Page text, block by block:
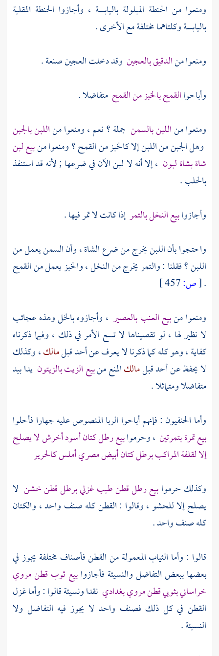
ومنعوا من الحنطة المبلولة باليابسة ، وأجازوا الحنطة المقلية
باليابسة وكلتاهما مختلفة مع الأخرى .
ومنعوا منالدقيق بالعجين وقد دخلت العجين صنعة .
وأباحواالقمح بالخبز من القمح متفاضلا .
ومنعوا مناللبن بالسمن جملة ؟ نعم ، ومنعوا مناللبن بالجبن
وهل الجبن من اللبن إلا كالخبز من القمح ؟ ومنعوا منبيع لبن
شاة بشاة لبون ، إلا أنه لا لبن الآن في ضرعها ; لأنه قد استنفذ
بالحلب .
وأجازوابيع النخل بالتمرإذا كانت لا تمر فيها .
واحتجوا بأن اللبن يخرج من ضرع الشاة ، وأن السمن يعمل من
اللبن ؟ فقلنا : والتمر يخرج من النخل ، والخبز يعمل من القمح
.
[ص:
ومنعوا منبيع العنب بالعصير ، وأجازوه بالخل وهذه عجائب
لا نظير لها ، لو تقصيناها لا تسع الأمر في ذلك ، وفيما ذكرناه
كفاية ، وهو كله كما ذكرنا لا يعرف عن أحد قبلمالك، وكذلك
لا يحفظ عن أحد قبلمالكالمنع منبيع الزيت بالزيتون يدا بيد
متفاضلا ومتماثلا .
وأما الحنفيون : فإنهم أباحوا الربا المنصوص عليه جهارا فأحلوا
بيع تمرة بتمرتين ، وحرموابيع رطل كتان أسود أخرش لا يصلح
إلا لقلفة المراكب برطل كتان أبيض مصري أملس كالحرير
وكذلك حرموابيع رطل قطن طيب غزلي برطل قطن خشن لا
يصلح إلا للحشو ، وقالوا : القطن كله صنف واحد ، والكتان
كله صنف واحد .
قالوا : وأما الثياب المعمولة من القطن فأصناف مختلفة يجوز في
بعضها ببعض التفاضل والنسيئة فأجازوابيع ثوب قطن مروي
خراساني بثوبي قطن مروي بغدادي نقدا ونسيئة قالوا : وأما غزل
القطن في كل ذلك فصنف واحد لا يجوز فيه التفاضل ولا
النسيئة .